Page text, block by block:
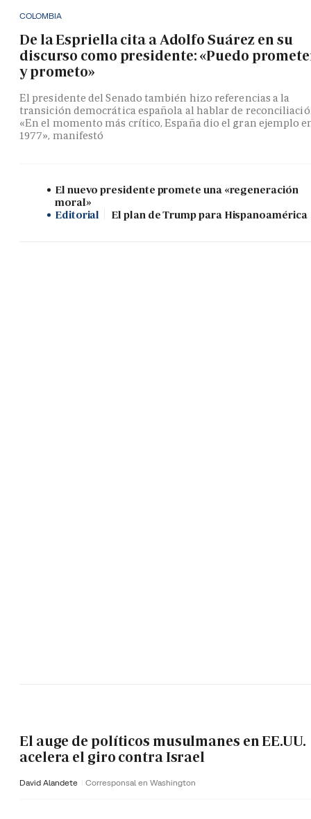
COLOMBIA
De la Espriella cita a Adolfo Suárez en su
discurso como presidente: «Puedo
y prometo»
El presidente del Senado también hizo referencias a la
transición democrática española al hablar de
«En el momento más crítico, España dio el gran ejemplo
1977», manifestó
El nuevo presidente promete una «regeneración
moral»
Editorial
El plan de Trump para Hispanoamérica
El auge de políticos musulmanes en EE.UU.
acelera el giro contra Israel
David Alandete Corresponsal en Washington